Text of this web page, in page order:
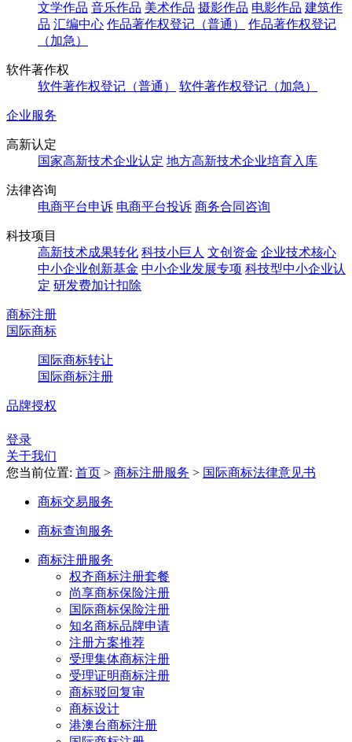
文学作品 音乐作品 美术作品 摄影作品 电影作品 建筑作
品 汇编中心 作品著作权登记（普通）
作品著作权登记
（加急）
软件著作权
软件著作权登记（普通）
软件著作权登记（加急）
企业服务
高新认定
国家高新技术企业认定 地方高新技术企业培育入库
法律咨询
电商平台申诉 电商平台投诉 商务合同咨询
科技项目
高新技术成果转化 科技小巨人 文创资金 企业技术核心
中小企业创新基金 中小企业发展专项 科技型中小企业认
定 研发费加计扣除
商标注册
国际商标
国际商标转让
国际商标注册
品牌授权
登录
关于我们
您当前位置: 首页 > 商标注册服务 > 国际商标法律意见书
商标交易服务
商标查询服务
商标注册服务
权齐商标注册套餐
尚享商标保险注册
国际商标保险注册
知名商标品牌申请
注册方案推荐
受理集体商标注册
受理证明商标注册
商标驳回复审
商标设计
港澳台商标注册